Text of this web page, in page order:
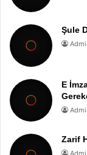
Şule
E
Zarif